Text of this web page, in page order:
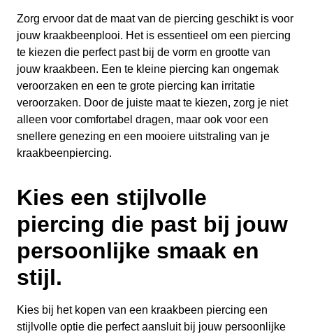
Zorg ervoor dat de maat van de piercing geschikt is voor
jouw kraakbeenplooi. Het is essentieel om een piercing
te kiezen die perfect past bij de vorm en grootte van
jouw kraakbeen. Een te kleine piercing kan ongemak
veroorzaken en een te grote piercing kan irritatie
veroorzaken. Door de juiste maat te kiezen, zorg je niet
alleen voor comfortabel dragen, maar ook voor een
snellere genezing en een mooiere uitstraling van je
kraakbeenpiercing.
Kies een stijlvolle
piercing die past bij jouw
persoonlijke smaak en
stijl.
Kies bij het kopen van een kraakbeen piercing een
stijlvolle optie die perfect aansluit bij jouw persoonlijke